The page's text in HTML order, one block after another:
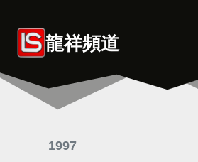
content 龍祥頻道
1997